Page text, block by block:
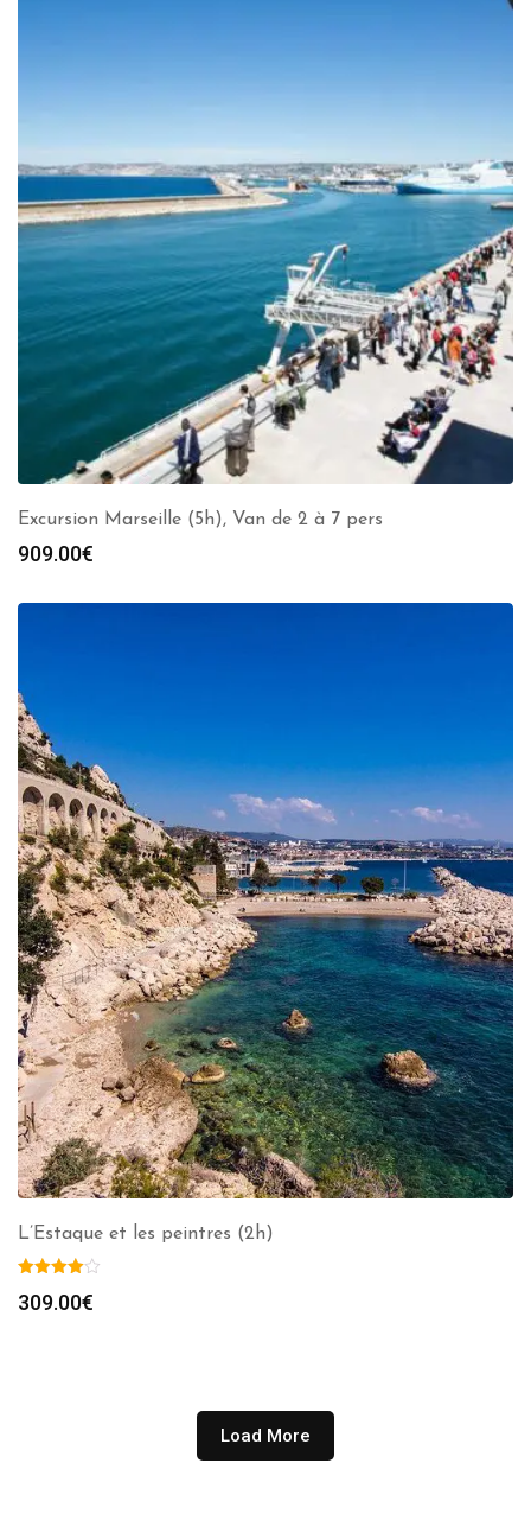
Excursion Marseille (5h), Van de 2 à 7 pers
909.00€
L’Estaque et les peintres (2h)
309.00€
Load More